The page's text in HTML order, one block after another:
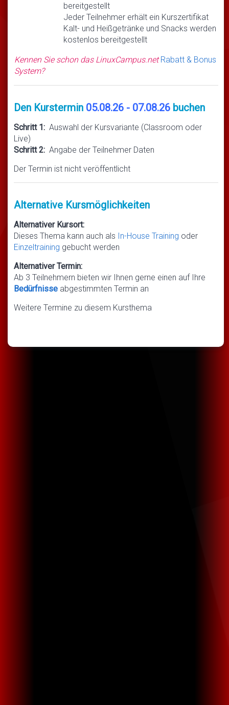
bereitgestellt
Jeder Teilnehmer erhält ein Kurszertifikat
Kalt- und Heißgetränke und Snacks werden
kostenlos bereitgestellt
Kennen Sie schon das LinuxCampus.netRabatt & Bonus
System?
Den Kurstermin 05.08.26 - 07.08.26 buchen
Schritt 1: Auswahl der Kursvariante (Classroom oder
Live)
Schritt 2: Angabe der Teilnehmer Daten
Der Termin ist nicht veröffentlicht
Alternative Kursmöglichkeiten
Alternativer Kursort:
Dieses Thema kann auch als In-House Training oder
Einzeltraining gebucht werden
Alternativer Termin:
Ab 3 Teilnehmern bieten wir Ihnen gerne einen auf Ihre
Bedürfnisse abgestimmten Termin an
Weitere Termine zu diesem Kursthema